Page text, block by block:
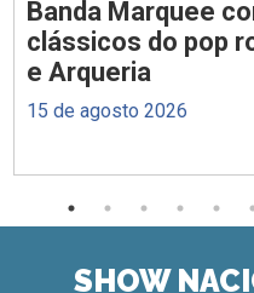
Banda Marquee
clássicos do pop
e Arqueria
15 de agosto 2026
SHOW